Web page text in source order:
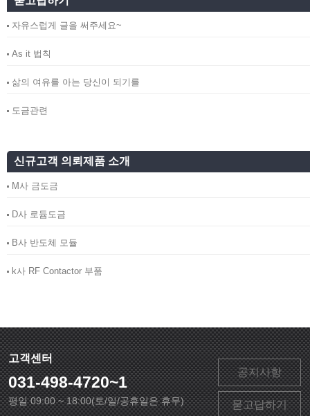
자유스럽게 글을 써주세요~
As it 법칙
삶의 여유를 아는 당신이 되기를
도금관련
신규고객 의뢰제품 소개
M사 금도금
D사 로듐도금
B사 반도체 모듈
k사 RF Contactor 부품
고객센터
031-498-4720~1
평일 09:00 ~ 18:00(토/일/공휴일은 휴무)
공지사항
묻고답하기